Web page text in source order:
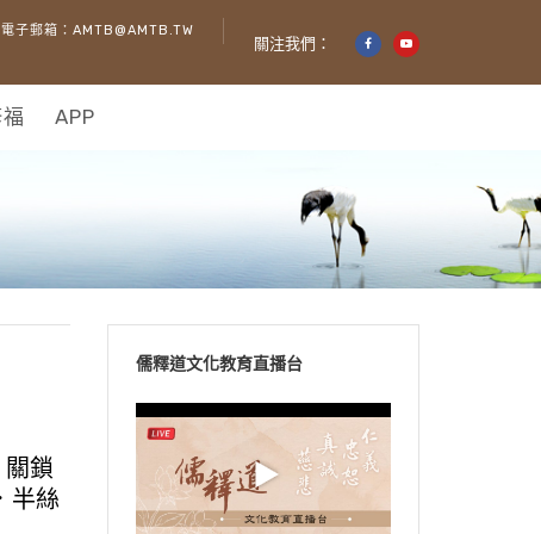
電子郵箱：AMTB@AMTB.TW
關注我們：
APP
鎖
半絲
儒釋道文化教育直播台